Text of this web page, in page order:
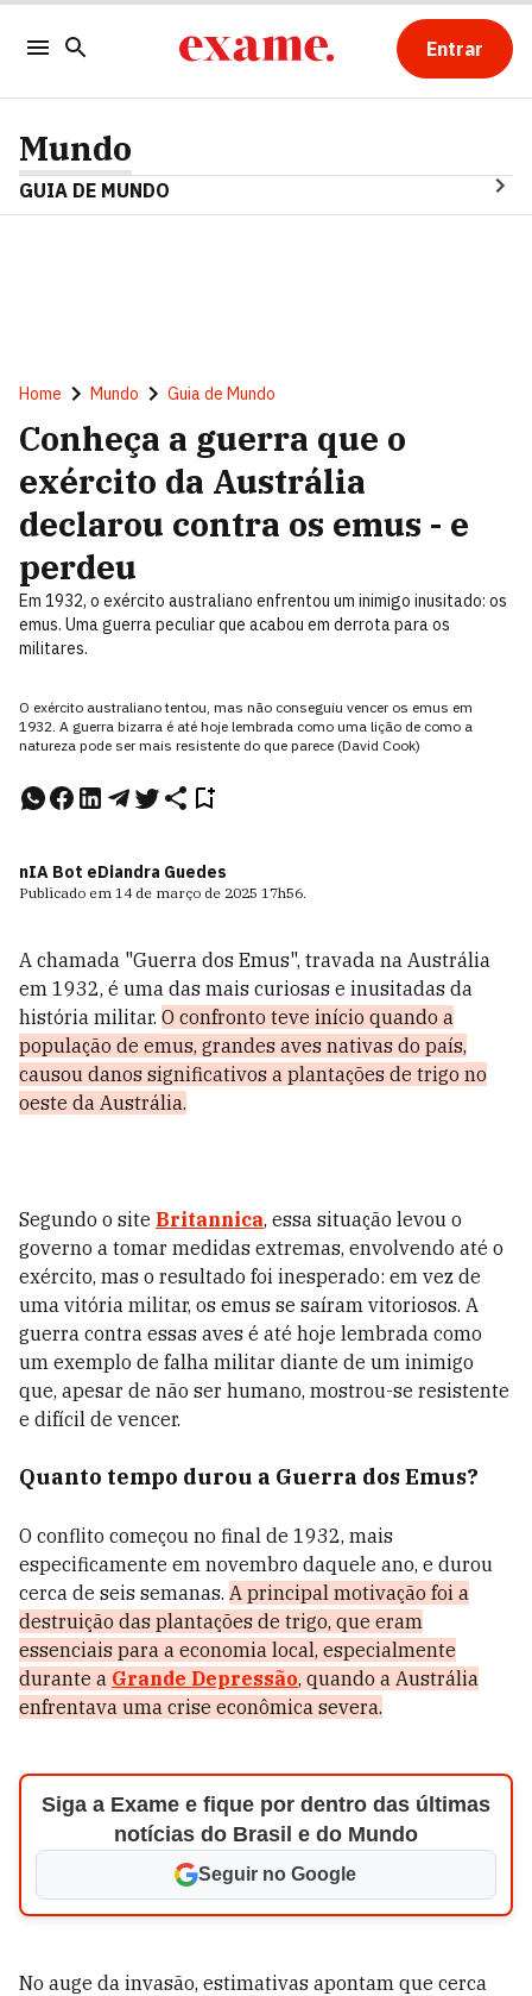
Entrar
Mundo
GUIA DE MUNDO
Home Mundo Guia de Mundo
Conheça a guerra que o
exército da Austrália
declarou contra os emus - e
perdeu
Em 1932, o exército australiano enfrentou um inimigo inusitado: os
emus. Uma guerra peculiar que acabou em derrota para os
militares.
O exército australiano tentou, mas não conseguiu vencer os emus em
1932. A guerra bizarra é até hoje lembrada como uma lição de como a
natureza pode ser mais resistente do que parece (David Cook)
nIA Bot eDiandra Guedes
Publicado em 14 de março de 2025 17h56.
A chamada "Guerra dos Emus", travada na Austrália
em 1932, é uma das mais curiosas e inusitadas da
história militar. O confronto teve início quando a
população de emus, grandes aves nativas do país,
causou danos significativos a plantações de trigo no
oeste da Austrália.
Segundo o site Britannica, essa situação levou o
governo a tomar medidas extremas, envolvendo até o
exército, mas o resultado foi inesperado: em vez de
uma vitória militar, os emus se saíram vitoriosos. A
guerra contra essas aves é até hoje lembrada como
um exemplo de falha militar diante de um inimigo
que, apesar de não ser humano, mostrou-se resistente
e difícil de vencer.
Quanto tempo durou a Guerra dos Emus?
O conflito começou no final de 1932, mais
especificamente em novembro daquele ano, e durou
cerca de seis semanas. A principal motivação foi a
destruição das plantações de trigo, que eram
essenciais para a economia local, especialmente
durante a Grande Depressão, quando a Austrália
enfrentava uma crise econômica severa.
Siga a Exame e fique por dentro das últimas
notícias do Brasil e do Mundo
Seguir no Google
No auge da invasão, estimativas apontam que cerca